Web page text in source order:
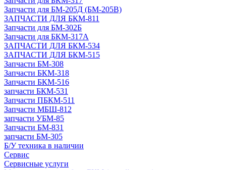
Запчасти для БМ-205Д (БМ-205В)
ЗАПЧАСТИ ДЛЯ БКМ-811
Запчасти для БМ-302Б
Запчасти для БКМ-317А
ЗАПЧАСТИ ДЛЯ БКМ-534
ЗАПЧАСТИ ДЛЯ БКМ-515
Запчасти БМ-308
Запчасти БКМ-318
Запчасти БКМ-516
запчасти БКМ-531
Запчасти ПБКМ-511
Запчасти МБШ-812
запчасти УБМ-85
Запчасти БМ-831
запчасти БМ-305
Б/У техника в наличии
Сервис
Сервисные услуги